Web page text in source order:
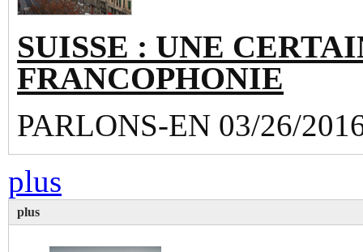
SUISSE : UNE
FRANCOPHONIE
PARLONS-EN 03/26/
plus
plus